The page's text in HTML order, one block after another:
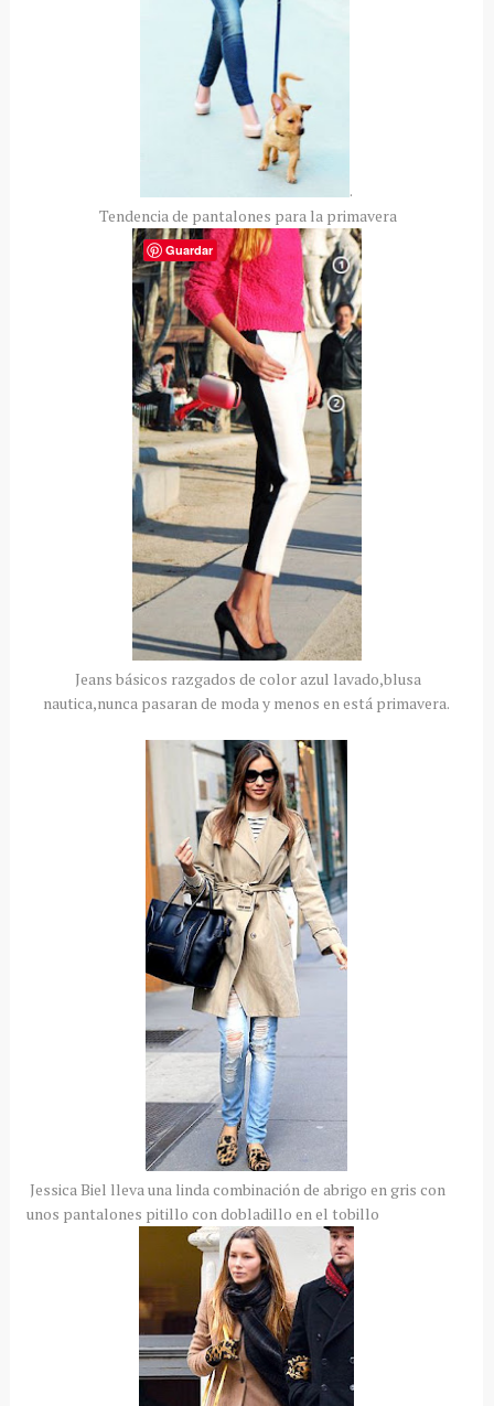
.
Tendencia de pantalones para la primavera
Jeans básicos razgados de color azul lavado,blusa
nautica,nunca pasaran de moda y menos en está primavera.
Jessica Biel lleva una linda combinación de abrigo en gris con
unos pantalones pitillo con dobladillo en el tobillo
Guardar